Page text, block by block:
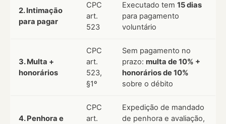
2. Intimação
para pagar
CPC
art.
523
Executado tem 15 dias
para pagamento
voluntário
3. Multa +
honorários
CPC
art.
523,
§1º
Sem pagamento no
prazo: multa de 10% +
honorários de 10%
sobre o débito
4. Penhora e
CPC
art.
Expedição de mandado
de penhora e avaliação,